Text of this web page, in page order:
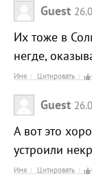
Guest
Их тоже в
негде,
Имя Цитировать
Guest
А вот это
устроили
Имя Цитировать